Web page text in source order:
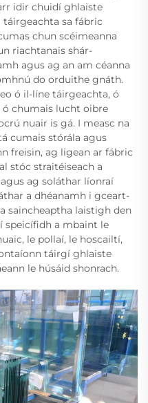
idir chuidí ghlaiste
táirgeachta sa fábric
chun scéimeanna
riachtanais shár-
agus ag an am céanna
do orduithe gnáth.
ó il-líne táirgeachta, ó
chumais lucht oibre
nuair is gá. I measc na
cumais stórála agus
freisin, ag ligean ar fábric
stóc straitéiseach a
ag soláthar líonraí
a dhéanamh i gceart-
saincheaptha laistigh den
speicífidh a mbaint le
le pollaí, le hoscailtí,
táirgí ghlaiste
le húsáid shonrach.